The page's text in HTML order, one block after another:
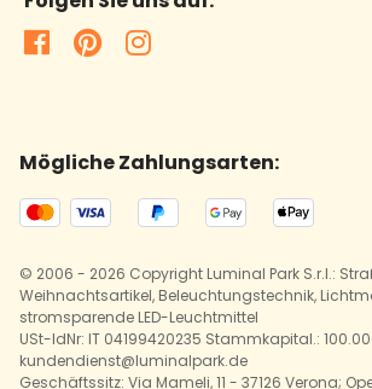
Mögliche Zahlungsarten:
© 2006 - 2026 Copyright Luminal Park S.r.l.:
Weihnachtsartikel, Beleuchtungstechnik,
stromsparende LED-Leuchtmittel
USt-IdNr: IT 04199420235 Stammkapital.:
kundendienst@luminalpark.de
Geschäftssitz: Via Mameli, 11 - 37126 Verona;